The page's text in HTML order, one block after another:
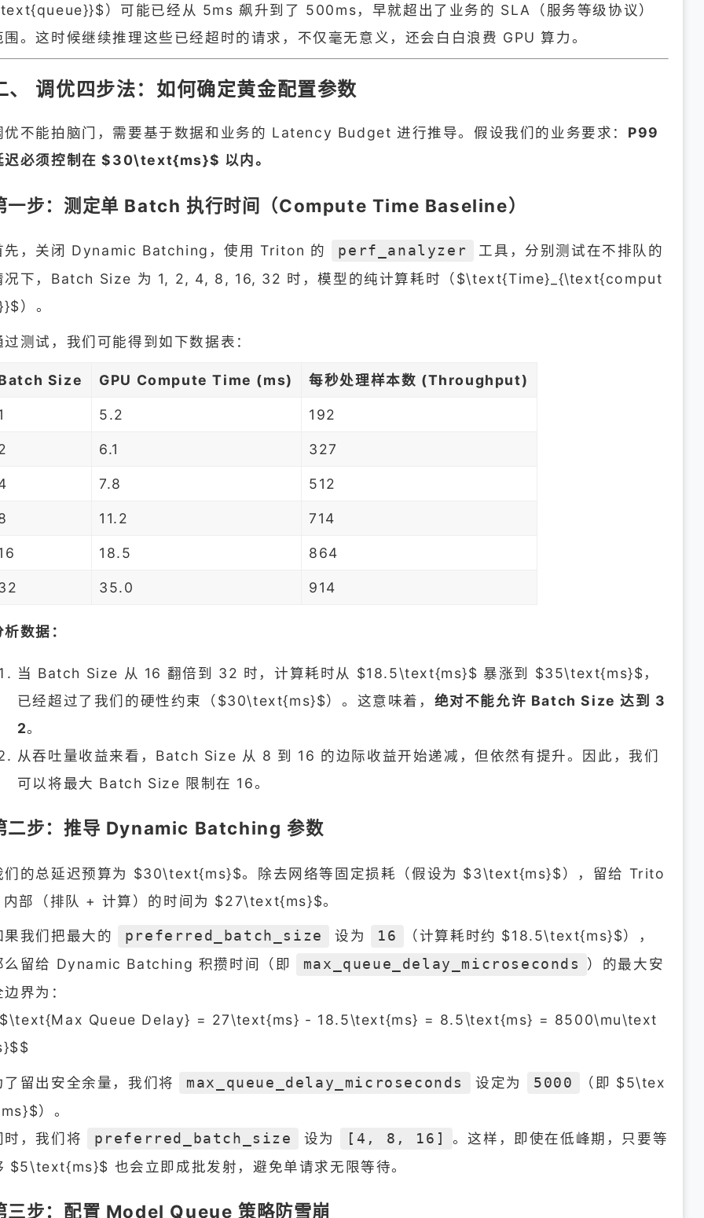
）可能已经从 5ms 飙升到了 500ms，早就超出了业务的 SLA（服务等级协议）
围。这时候继续推理这些已经超时的请求，不仅毫无意义，还会白白浪费 GPU 算力。
、 调优四步法：如何确定黄金配置参数
优不能拍脑门，需要基于数据和业务的 Latency Budget 进行推导。假设我们的业务要求： P99
迟必须控制在 $30\text{ms}$ 以内。
一步：测定单 Batch 执行时间（Compute Time Baseline）
先，关闭 Dynamic Batching，使用 Triton 的 perf_analyzer
工具，分别测试在不排队的
况下，Batch Size 为 1, 2, 4, 8, 16, 32 时，模型的纯计算耗时（$\text{Time}_{\text{comput
）。
过测试，我们可能得到如下数据表：
Size GPU Compute Time (ms) 每秒处理样本数 (Throughput)
5.2 192
6.1 327
7.8 512
11.2 714
18.5 864
35.0 914
析数据：
当 Batch Size 从 16 翻倍到 32 时，计算耗时从 $18.5\text{ms}$ 暴涨到 $35\text{ms}$，
已经超过了我们的硬性约束（$30\text{ms}$）。这意味着， 绝对不能允许 Batch Size 达到 3
2。
从吞吐量收益来看，Batch Size 从 8 到 16 的边际收益开始递减，但依然有提升。因此，我们
可以将最大 Batch Size 限制在 16。
二步：推导 Dynamic Batching 参数
们的总延迟预算为 $30\text{ms}$。除去网络等固定损耗（假设为 $3\text{ms}$），留给 Trito
部（排队 + 计算）的时间为 $27\text{ms}$。
果我们把最大的 preferred_batch_size 设为 16
（计算耗时约 $18.5\text{ms}$），
么留给 Dynamic Batching 积攒时间（即
max_queue_delay_microseconds
）的最大安
边界为：
Queue Delay} = 27\text{ms} - 18.5\text{ms} = 8.5\text{ms} = 8500\mu\text
了留出安全余量，我们将 max_queue_delay_microseconds 设定为 5000
（即 $5\tex
）。
时，我们将
preferred_batch_size 设为 [4, 8, 16]
。这样，即使在低峰期，只要等
$5\text{ms}$ 也会立即成批发射，避免单请求无限等待。
三步：配置 Model Queue 策略防雪崩